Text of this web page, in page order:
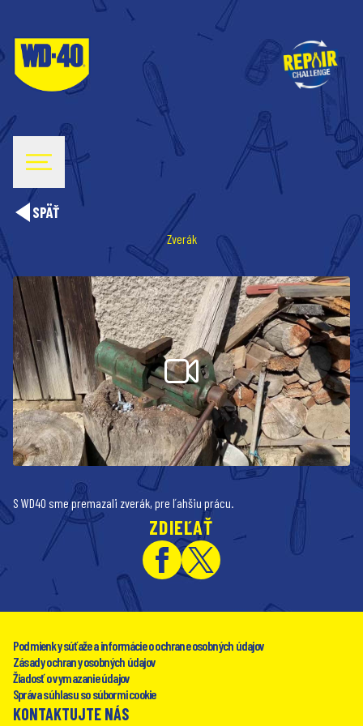
SPÄŤ
Zverák
S WD40 sme premazali zverák, pre ľahšiu prácu.
ZDIEĽAŤ
Podmienky súťaže a informácie o ochrane osobných údajov
Zásady ochrany osobných údajov
Žiadosť o vymazanie údajov
Správa súhlasu so súbormi cookie
KONTAKTUJTE NÁS